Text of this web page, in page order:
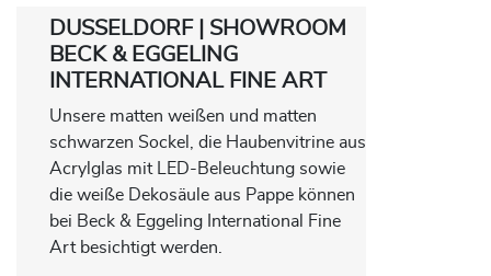
DUSSELDORF | SHOWROOM
BECK & EGGELING
INTERNATIONAL FINE ART
Unsere matten weißen und matten
schwarzen Sockel, die Haubenvitrine aus
Acrylglas mit LED-Beleuchtung sowie
die weiße Dekosäule aus Pappe können
bei Beck & Eggeling International Fine
Art besichtigt werden.